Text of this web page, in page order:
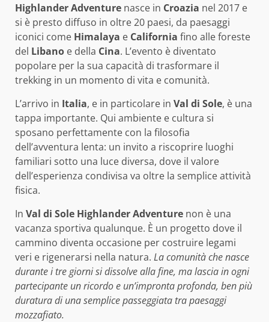
Highlander Adventure nasce in Croazia nel 2017 e
si è presto diffuso in oltre 20 paesi, da paesaggi
iconici come Himalaya e California fino alle foreste
del Libano e della Cina. L’evento è diventato
popolare per la sua capacità di trasformare il
trekking in un momento di vita e comunità.
L’arrivo in Italia, e in particolare in Val di Sole, è una
tappa importante. Qui ambiente e cultura si
sposano perfettamente con la filosofia
dell’avventura lenta: un invito a riscoprire luoghi
familiari sotto una luce diversa, dove il valore
dell’esperienza condivisa va oltre la semplice attività
fisica.
In Val di Sole Highlander Adventure non è una
vacanza sportiva qualunque. È un progetto dove il
cammino diventa occasione per costruire legami
veri e rigenerarsi nella natura. La comunità che nasce
durante i tre giorni si dissolve alla fine, ma lascia in ogni
partecipante un ricordo e un’impronta profonda, ben più
duratura di una semplice passeggiata tra paesaggi
mozzafiato.